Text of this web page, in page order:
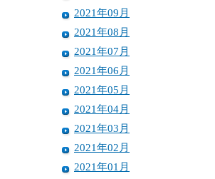
2021年09月
2021年08月
2021年07月
2021年06月
2021年05月
2021年04月
2021年03月
2021年02月
2021年01月